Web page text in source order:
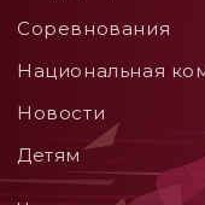
Соревнования
Национальная
Новости
Детям